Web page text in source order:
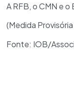
A RFB, o CMN e
(Medida
Fonte: IOB/